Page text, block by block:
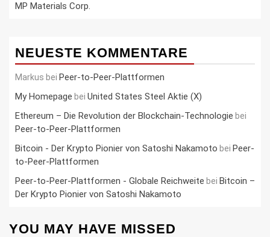
MP Materials Corp.
NEUESTE KOMMENTARE
Markus bei Peer-to-Peer-Plattformen
My Homepage bei United States Steel Aktie (X)
Ethereum – Die Revolution der Blockchain-Technologie bei
Peer-to-Peer-Plattformen
Bitcoin - Der Krypto Pionier von Satoshi Nakamoto bei Peer-
to-Peer-Plattformen
Peer-to-Peer-Plattformen - Globale Reichweite bei Bitcoin –
Der Krypto Pionier von Satoshi Nakamoto
YOU MAY HAVE MISSED